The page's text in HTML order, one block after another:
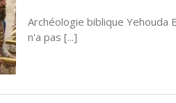
Archéologie biblique Yehouda
n'a pas [...]